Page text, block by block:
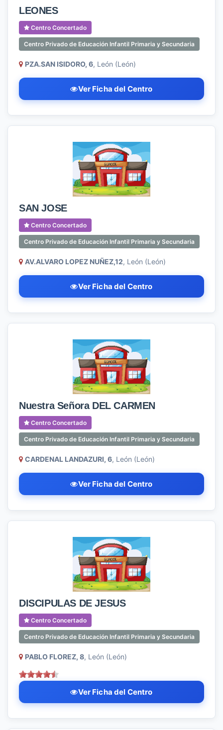
LEONES
Centro Concertado
Centro Privado de Educación Infantil Primaria y Secundaria
PZA.SAN ISIDORO, 6, León (León)
Ver Ficha del Centro
SAN JOSE
Centro Concertado
Centro Privado de Educación Infantil Primaria y Secundaria
AV.ALVARO LOPEZ NUÑEZ,12, León (León)
Ver Ficha del Centro
Nuestra Señora DEL CARMEN
Centro Concertado
Centro Privado de Educación Infantil Primaria y Secundaria
CARDENAL LANDAZURI, 6, León (León)
Ver Ficha del Centro
DISCIPULAS DE JESUS
Centro Concertado
Centro Privado de Educación Infantil Primaria y Secundaria
PABLO FLOREZ, 8, León (León)
Ver Ficha del Centro